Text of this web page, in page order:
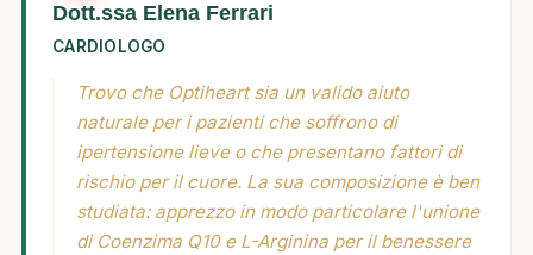
Dott.ssa Elena Ferrari
CARDIOLOGO
Trovo che Optiheart sia un valido aiuto
naturale per i pazienti che soffrono di
ipertensione lieve o che presentano fattori di
rischio per il cuore. La sua composizione è ben
studiata: apprezzo in modo particolare l'unione
di Coenzima Q10 e L-Arginina per il benessere